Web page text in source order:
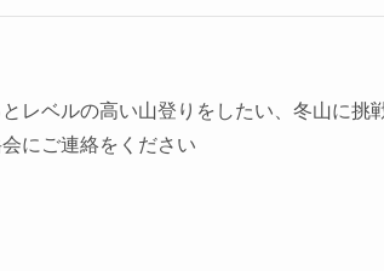
レベルの高い山登りをしたい、冬山に挑
にご連絡をください